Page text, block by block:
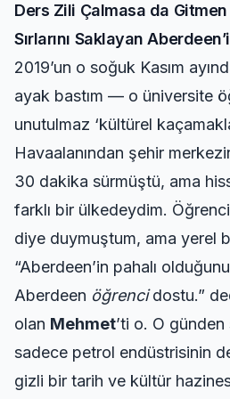
Ders Zili Çalmasa da
Sırlarını Saklayan
2019’un o soğuk Kasım
ayak bastım — o üniversite
unutulmaz ‘kültürel
Havaalanından şehir
30 dakika sürmüştü, ama
farklı bir ülkedeydim.
diye duymuştum, ama yerel
“Aberdeen’in pahalı
Aberdeen öğrencidostu.”
olan Mehmet’ti o. O günden
sadece petrol endüstrisinin
gizli bir tarih ve kültür